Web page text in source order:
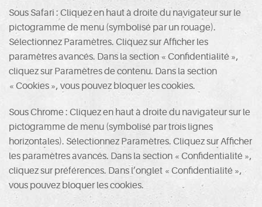
Sous Safari : Cliquez en haut à droite du navigateur sur le
pictogramme de menu (symbolisé par un rouage).
Sélectionnez Paramètres. Cliquez sur Afficher les
paramètres avancés. Dans la section « Confidentialité »,
cliquez sur Paramètres de contenu. Dans la section
« Cookies », vous pouvez bloquer les cookies.
Sous Chrome : Cliquez en haut à droite du navigateur sur le
pictogramme de menu (symbolisé par trois lignes
horizontales). Sélectionnez Paramètres. Cliquez sur Afficher
les paramètres avancés. Dans la section « Confidentialité »,
cliquez sur préférences. Dans l’onglet « Confidentialité »,
vous pouvez bloquer les cookies.